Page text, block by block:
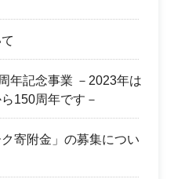
年記念事業 －2023年は
150周年です－
寄附金」の募集につい